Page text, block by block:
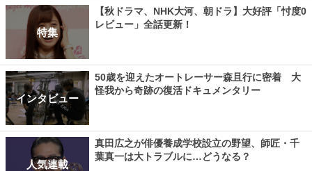
特集
【秋ドラマ、NHK大河、朝ドラ】大好評「忖度0
レビュー」全話更新！
インタビュー
50歳を迎えたオートレーサー森且行に密着 大
怪我から奇跡の復活ドキュメンタリー
人気連載
真田広之が俳優養成学校設立の野望、師匠・千
葉真一は大トラブルに…どうなる？